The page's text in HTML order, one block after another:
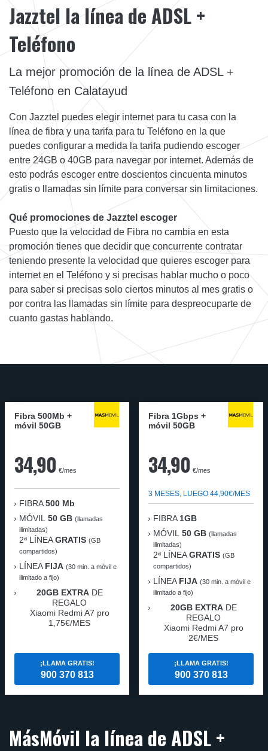
Jazztel la línea de ADSL +
Teléfono
La mejor promoción de la línea de ADSL +
Teléfono en Calatayud
Con Jazztel puedes elegir internet para tu casa con la
línea de fibra y una tarifa para tu Teléfono en la que
puedes configurar a medida la tarifa pudiendo escoger
entre 24GB o 40GB para navegar por internet. Además de
esto podrás escoger entre doscientos cincuenta minutos
gratis o llamadas sin límite para conversar sin limitaciones.
Qué promociones de Jazztel escoger
Puesto que la velocidad de Fibra no cambia en esta
promoción tienes que decidir que concurrente contratar
teniendo presente la velocidad que quieres escoger para
internet en el Teléfono y si precisas hablar mucho o poco
para saber si precisas solo ciertos minutos al mes gratis o
por contra las llamadas sin límite para despreocuparte de
cuanto gastas hablando.
Fibra 500Mb +
móvil 50GB
34,90 €/mes
FIBRA 500 Mb
MÓVIL 50 GB (llamadas
ilimitadas)
2ª LÍNEAGRATIS (GB
compartidos)
LÍNEA FIJA (30 min. a móvil e
ilimitado a fijo)
20GB EXTRADE
REGALO
Xiaomi Redmi A7 pro
1,75€/MES
¡LLAMA GRATIS!
900 370 813
Fibra 1Gbps +
móvil 50GB
34,90 €/mes
3 MESES, LUEGO 44,90€/MES
FIBRA 1GB
MÓVIL 50 GB (llamadas
ilimitadas)
2ª LÍNEAGRATIS (GB
compartidos)
LÍNEA FIJA (30 min. a móvil e
ilimitado a fijo)
20GB EXTRADE
REGALO
Xiaomi Redmi A7 pro
2€/MES
¡LLAMA GRATIS!
900 370 813
MásMóvil la línea de ADSL +